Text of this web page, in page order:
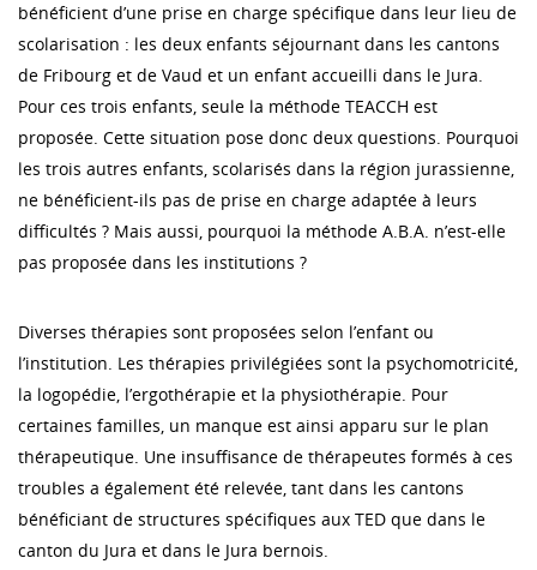
bénéficient d’une prise en charge spécifique dans leur lieu de
scolarisation : les deux enfants séjournant dans les cantons
de Fribourg et de Vaud et un enfant accueilli dans le Jura.
Pour ces trois enfants, seule la méthode TEACCH est
proposée. Cette situation pose donc deux questions. Pourquoi
les trois autres enfants, scolarisés dans la région jurassienne,
ne bénéficient-ils pas de prise en charge adaptée à leurs
difficultés ? Mais aussi, pourquoi la méthode A.B.A. n’est-elle
pas proposée dans les institutions ?
Diverses thérapies sont proposées selon l’enfant ou
l’institution. Les thérapies privilégiées sont la psychomotricité,
la logopédie, l’ergothérapie et la physiothérapie. Pour
certaines familles, un manque est ainsi apparu sur le plan
thérapeutique. Une insuffisance de thérapeutes formés à ces
troubles a également été relevée, tant dans les cantons
bénéficiant de structures spécifiques aux TED que dans le
canton du Jura et dans le Jura bernois.